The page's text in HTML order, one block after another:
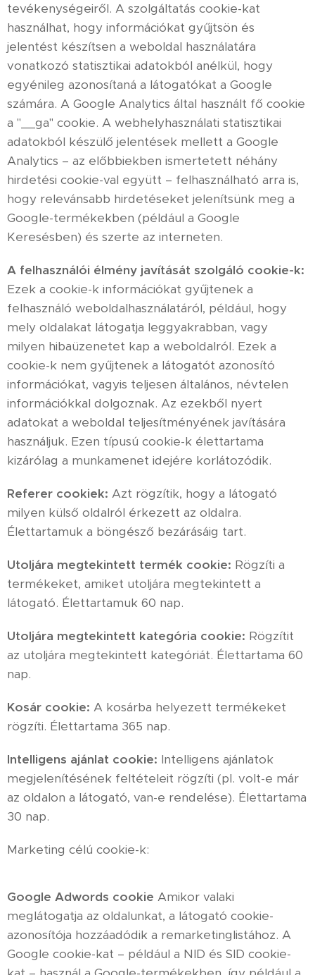
tevékenységeiről. A szolgáltatás cookie-kat
használhat, hogy információkat gyűjtsön és
jelentést készítsen a weboldal használatára
vonatkozó statisztikai adatokból anélkül, hogy
egyénileg azonosítaná a látogatókat a Google
számára. A Google Analytics által használt fő cookie
a "__ga" cookie. A webhelyhasználati statisztikai
adatokból készülő jelentések mellett a Google
Analytics – az előbbiekben ismertetett néhány
hirdetési cookie-val együtt – felhasználható arra is,
hogy relevánsabb hirdetéseket jelenítsünk meg a
Google-termékekben (például a Google
Keresésben) és szerte az interneten.
A felhasználói élmény javítását szolgáló cookie-k:
Ezek a cookie-k információkat gyűjtenek a
felhasználó weboldalhasználatáról, például, hogy
mely oldalakat látogatja leggyakrabban, vagy
milyen hibaüzenetet kap a weboldalról. Ezek a
cookie-k nem gyűjtenek a látogatót azonosító
információkat, vagyis teljesen általános, névtelen
információkkal dolgoznak. Az ezekből nyert
adatokat a weboldal teljesítményének javítására
használjuk. Ezen típusú cookie-k élettartama
kizárólag a munkamenet idejére korlátozódik.
Referer cookiek: Azt rögzítik, hogy a látogató
milyen külső oldalról érkezett az oldalra.
Élettartamuk a böngésző bezárásáig tart.
Utoljára megtekintett termék cookie: Rögzíti a
termékeket, amiket utoljára megtekintett a
látogató. Élettartamuk 60 nap.
Utoljára megtekintett kategória cookie: Rögzítit
az utoljára megtekintett kategóriát. Élettartama 60
nap.
Kosár cookie: A kosárba helyezett termékeket
rögzíti. Élettartama 365 nap.
Intelligens ajánlat cookie: Intelligens ajánlatok
megjelenítésének feltételeit rögzíti (pl. volt-e már
az oldalon a látogató, van-e rendelése). Élettartama
30 nap.
Marketing célú cookie-k:
Google Adwords cookie Amikor valaki
meglátogatja az oldalunkat, a látogató cookie-
azonosítója hozzáadódik a remarketinglistához. A
Google cookie-kat – például a NID és SID cookie-